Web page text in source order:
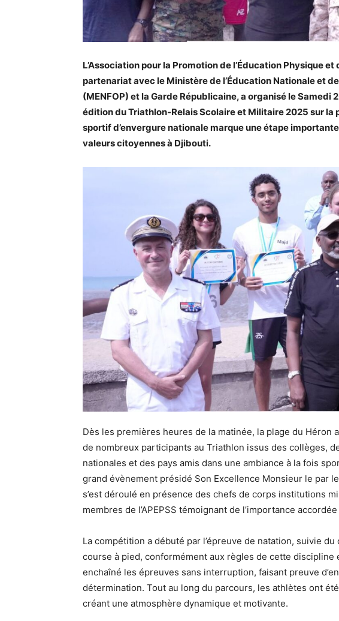
L’Association pour la Promotion de l’Éducation Physique et
partenariat avec le Ministère de l’Éducation Nationale et
(MENFOP) et la Garde Républicaine, a organisé le Samedi
édition du Triathlon-Relais Scolaire et Militaire 2025 sur la
sportif d’envergure nationale marque une étape
valeurs citoyennes à Djibouti.
Dès les premières heures de la matinée, la plage du
de nombreux participants au Triathlon issus des collèges,
nationales et des pays amis dans une ambiance à la fois
grand évènement présidé Son Excellence Monsieur le par
s’est déroulé en présence des chefs de corps institutions
membres de l’APEPSS témoignant de l’importance
La compétition a débuté par l’épreuve de natation, suivie du
course à pied, conformément aux règles de cette discipline
enchaîné les épreuves sans interruption, faisant preuve
détermination. Tout au long du parcours, les athlètes ont
créant une atmosphère dynamique et motivante.